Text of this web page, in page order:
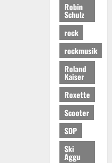
Robin
Schulz
rock
rockmusik
Roland
Kaiser
Roxette
Scooter
SDP
Ski
Aggu